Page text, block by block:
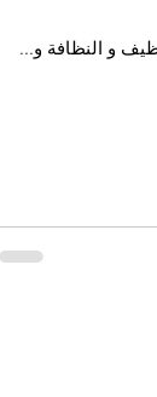
و النظافة و...